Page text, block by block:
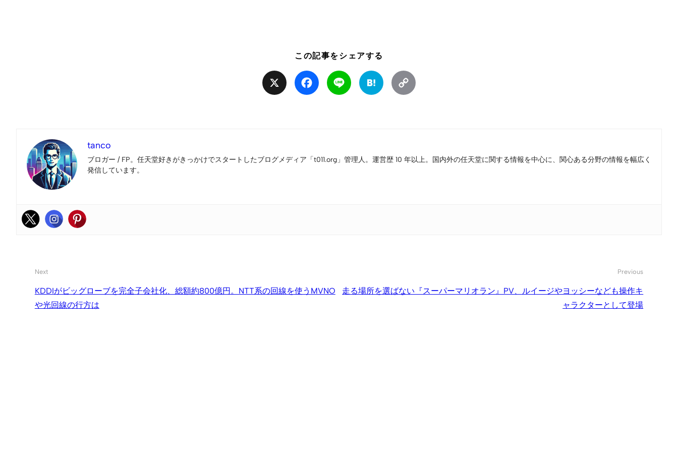
この記事をシェアする
Facebook Line Hatena
tanco
ブロガー / FP。任天堂好きがきっかけでスタートしたブログメディア「t011.org」管理人。運営歴 10 年以上。国内外の任天堂に関する情報を中心に、関心ある分野の情報を幅広く
発信しています。
Next
KDDIがビッグローブを完全子会社化、総額約800億円。NTT系の回線を使うMVNO
や光回線の行方は
Previous
走る場所を選ばない『スーパーマリオラン』PV、ルイージやヨッシーなども操作キ
ャラクターとして登場